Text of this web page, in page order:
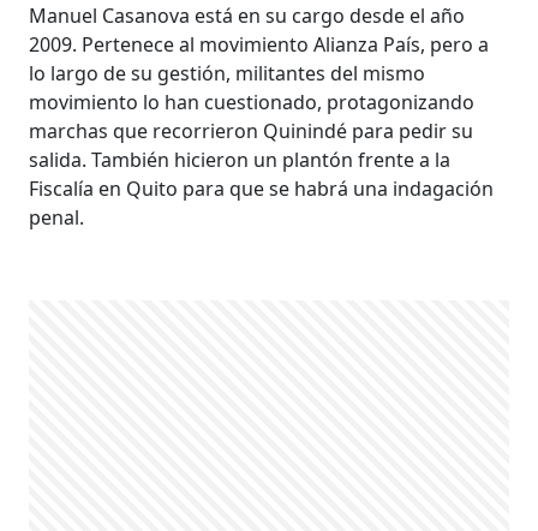
Manuel Casanova está en su cargo desde el año
2009. Pertenece al movimiento Alianza País, pero a
lo largo de su gestión, militantes del mismo
movimiento lo han cuestionado, protagonizando
marchas que recorrieron Quinindé para pedir su
salida. También hicieron un plantón frente a la
Fiscalía en Quito para que se habrá una indagación
penal.